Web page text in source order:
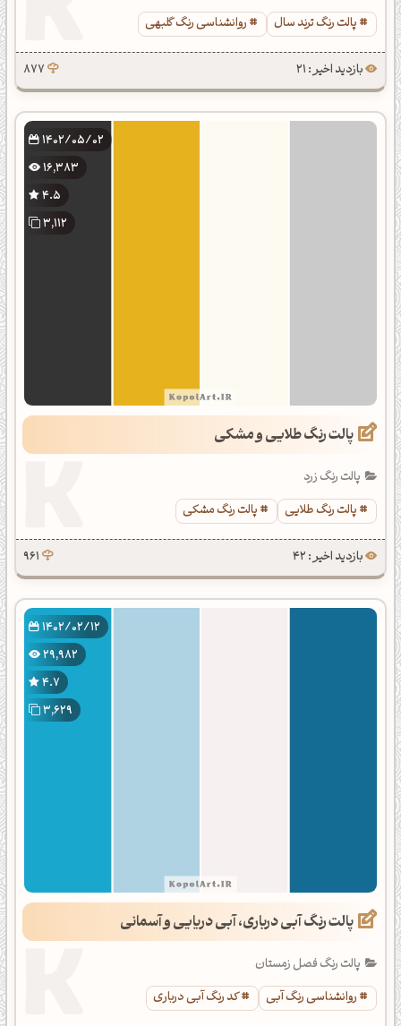
پالت رنگ ترند سال
روانشناسی رنگ گلبهی
بازدید اخیر : 21 877
1402/05/02
16,383
4.5
3,112
پالت رنگ طلایی و مشکی
پالت رنگ زرد
پالت رنگ طلایی
پالت رنگ مشکی
بازدید اخیر : 42 961
1402/02/12
29,982
4.7
3,629
پالت رنگ آبی درباری، آبی دریایی و آسمانی
پالت رنگ فصل زمستان
روانشناسی رنگ آبی
کد رنگ آبی درباری